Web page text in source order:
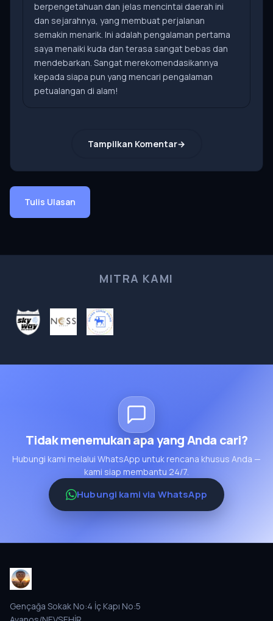
berpengetahuan dan jelas mencintai daerah ini
dan sejarahnya, yang membuat perjalanan
semakin menarik. Ini adalah pengalaman pertama
saya menaiki kuda dan terasa sangat bebas dan
mendebarkan. Sangat merekomendasikannya
kepada siapa pun yang mencari pengalaman
petualangan di alam!
Tampilkan Komentar
Tulis Ulasan
MITRA KAMI
Tidak menemukan apa yang Anda cari?
Hubungi kami melalui WhatsApp untuk rencana khusus Anda —
kami siap membantu 24/7.
Hubungi kami via WhatsApp
Gençağa Sokak No:4 İç Kapı No:5